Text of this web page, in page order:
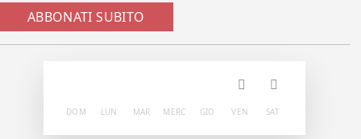
ABBONATI SUBITO
DOM LUN MAR MERC GIO VEN SAT